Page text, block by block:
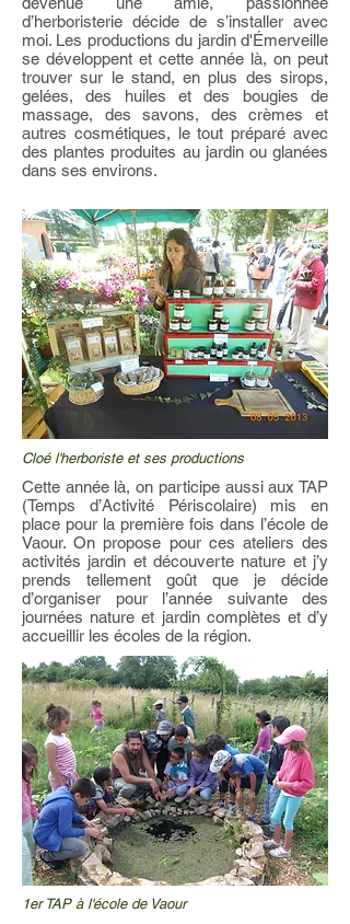
d’herboristerie décide de s’installer avec
moi. Les productions du jardin d'Émerveille
se développent et cette année là, on peut
trouver sur le stand, en plus des sirops,
gelées, des huiles et des bougies de
massage, des savons, des crèmes et
autres cosmétiques, le tout préparé avec
des plantes produites au jardin ou glanées
dans ses environs.
Cloé l'herboriste et ses productions
Cette année là, on participe aussi aux TAP
(Temps d’Activité Périscolaire) mis en
place pour la première fois dans l’école de
Vaour. On propose pour ces ateliers des
activités jardin et découverte nature et j’y
prends tellement goût que je décide
d’organiser pour l’année suivante des
journées nature et jardin complètes et d’y
accueillir les écoles de la région.
1er TAP à l'école de Vaour